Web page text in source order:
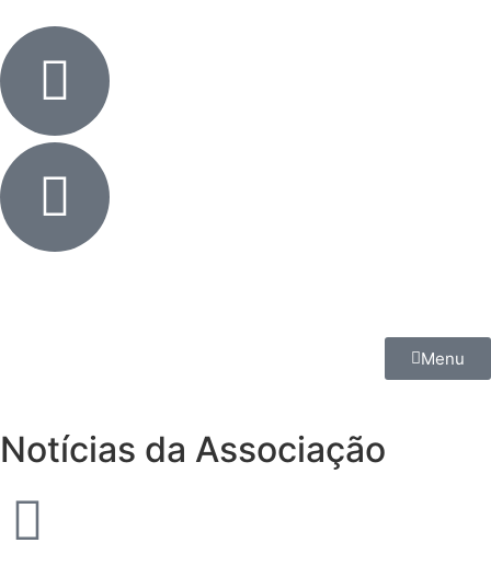
Menu
Notícias da Associação